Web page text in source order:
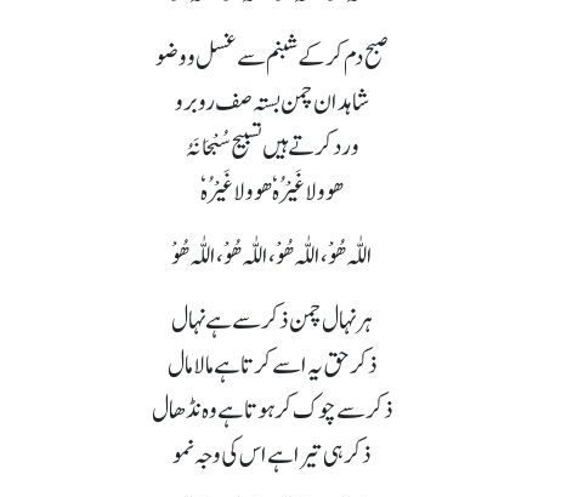
صبح دم کر کے شبنم سے غسل و وضو
شاہدان چمن بستہ صف روبرو
ورد کرتے ہیں تسبیح سُبْحَانَہُ
ھو ولا غَیْرُہٗ ھو ولا غَیْرُہٗ
اللّٰہ ھُوْ،اللّٰہ ھُوْ،اللّٰہ ھُوْ،اللّٰہ ھُوْ
ہر نہال چمن ذکر سے ہے نہال
ذکر حق یہ اسے کرتا ہے مالا مال
ذکر سے چوک کر ہوتا ہے وہ نڈھال
ذکر ہی تیرا ہے اس کی وجہ نمو